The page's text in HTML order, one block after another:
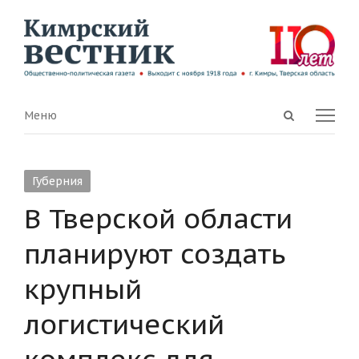
Open
Menu
Меню
Губерния
В Тверской области
планируют создать
крупный
логистический